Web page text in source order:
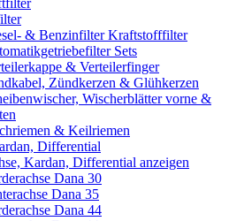
& Benzinfilter Kraftstofffilter
Sets
& Verteilerfinger
Zündkerzen & Glühkerzen
Wischerblätter vorne &
& Keilriemen
Differential
Kardan, Differential anzeigen
Dana 30
Dana 35
Dana 44